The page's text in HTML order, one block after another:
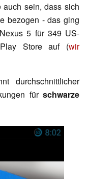
auch sein, dass sich
bezogen - das ging
5 für 349 US-
Store auf (wir
durchschnittlicher
für schwarze